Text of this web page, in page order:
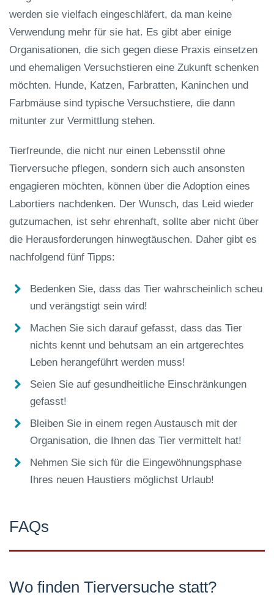
werden sie vielfach eingeschläfert, da man keine
Verwendung mehr für sie hat. Es gibt aber einige
Organisationen, die sich gegen diese Praxis einsetzen
und ehemaligen Versuchstieren eine Zukunft schenken
möchten. Hunde, Katzen, Farbratten, Kaninchen und
Farbmäuse sind typische Versuchstiere, die dann
mitunter zur Vermittlung stehen.
Tierfreunde, die nicht nur einen Lebensstil ohne
Tierversuche pflegen, sondern sich auch ansonsten
engagieren möchten, können über die Adoption eines
Labortiers nachdenken. Der Wunsch, das Leid wieder
gutzumachen, ist sehr ehrenhaft, sollte aber nicht über
die Herausforderungen hinwegtäuschen. Daher gibt es
nachfolgend fünf Tipps:
Bedenken Sie, dass das Tier wahrscheinlich scheu
und verängstigt sein wird!
Machen Sie sich darauf gefasst, dass das Tier
nichts kennt und behutsam an ein artgerechtes
Leben herangeführt werden muss!
Seien Sie auf gesundheitliche Einschränkungen
gefasst!
Bleiben Sie in einem regen Austausch mit der
Organisation, die Ihnen das Tier vermittelt hat!
Nehmen Sie sich für die Eingewöhnungsphase
Ihres neuen Haustiers möglichst Urlaub!
FAQs
Wo finden Tierversuche statt?